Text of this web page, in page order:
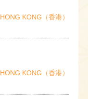
HONG KONG（香港）
HONG KONG（香港）